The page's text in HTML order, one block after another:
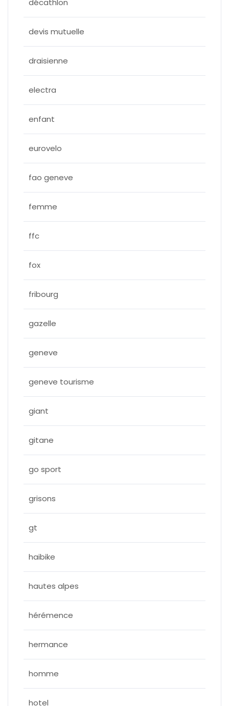
décathlon
devis mutuelle
draisienne
electra
enfant
eurovelo
fao geneve
femme
ffc
fox
fribourg
gazelle
geneve
geneve tourisme
giant
gitane
go sport
grisons
gt
haibike
hautes alpes
hérémence
hermance
homme
hotel